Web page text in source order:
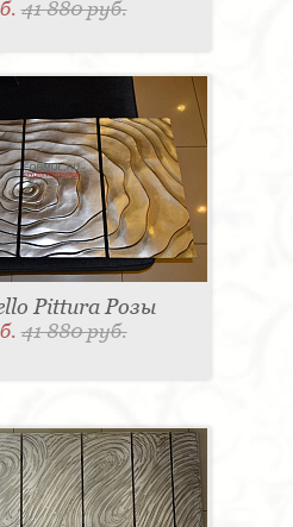
41 880 руб.
Pittura Розы
41 880 руб.